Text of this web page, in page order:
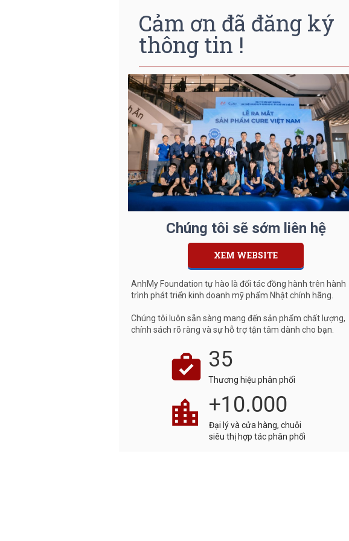
Cảm ơn đã đăng ký
thông tin !
Chúng tôi sẽ sớm liên hệ
AnhMy Foundation tự hào là đối tác đồng hành trên hành
trình phát triển kinh doanh mỹ phẩm Nhật chính hãng.
Chúng tôi luôn sẵn sàng mang đến sản phẩm chất lượng,
chính sách rõ ràng và sự hỗ trợ tận tâm dành cho bạn.
XEM WEBSITE
35
Thương hiệu phân phối
+10.000
Đại lý và cửa hàng, chuỗi
siêu thị hợp tác phân phối